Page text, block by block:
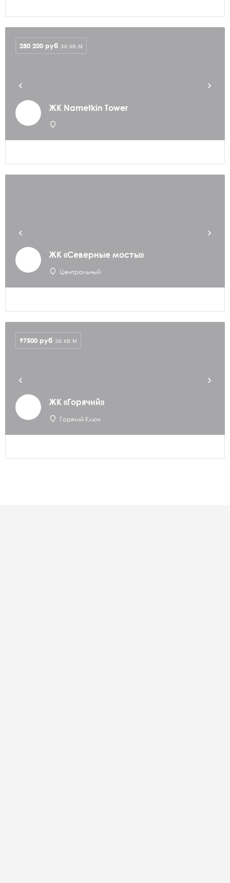
ЖК Nametkin Tower
280 200 руб за кв.м
ЖК «Северные мосты»
Центральный
ЖК «Горячий»
Горячий Ключ
97500 руб за кв.м